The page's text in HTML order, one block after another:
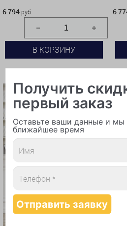
6 794 руб.
В КОРЗИНУ
6
Получить
первый заказ
Оставьте ваши данные и
ближайшее время